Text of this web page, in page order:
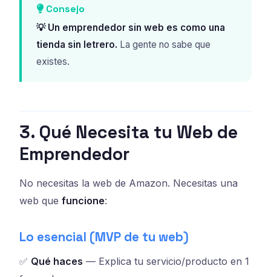
Consejo
💡 Un emprendedor sin web es como una
tienda sin letrero. La gente no sabe que
existes.
3. Qué Necesita tu Web de
Emprendedor
No necesitas la web de Amazon. Necesitas una
web que funcione:
Lo esencial (MVP de tu web)
✅ Qué haces — Explica tu servicio/producto en 1